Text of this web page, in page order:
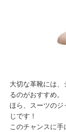
大切な革靴には
るのがおすすめ。
ほら、スーツのジ
じです！
このチャンスに手